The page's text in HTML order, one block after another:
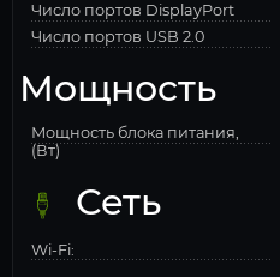
Число портов DisplayPort
Число портов USB 2.0
Мощность
Мощность блока питания,
(Вт)
Сеть
Wi-Fi: